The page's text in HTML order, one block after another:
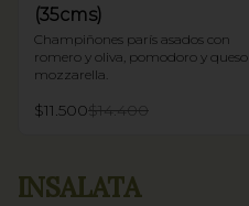
(35cms)
Champiñones parís asados con
romero y oliva, pomodoro y queso
mozzarella.
$11.500$14.400
INSALATA